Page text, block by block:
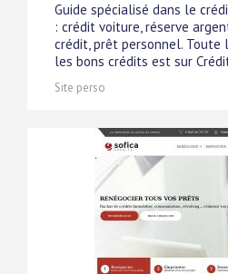
Guide spécialisé dans le
: crédit voiture, réserve
crédit, prêt personnel. Toute
les bons crédits est sur
Site perso